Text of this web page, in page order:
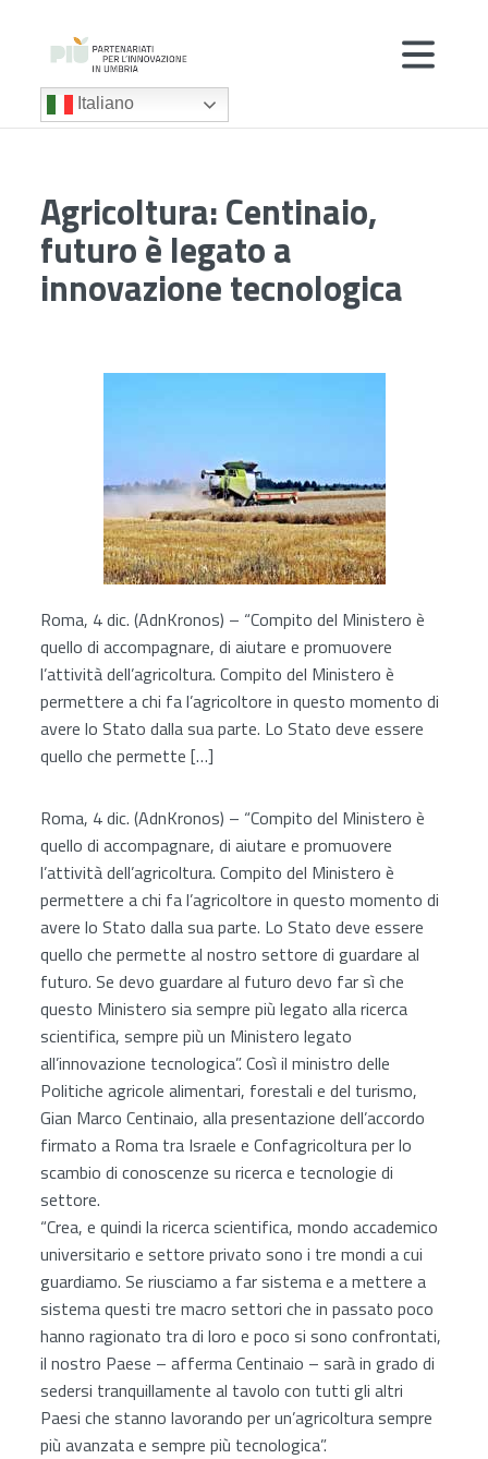
Italiano
Agricoltura: Centinaio,
futuro è legato a
innovazione tecnologica
Roma, 4 dic. (AdnKronos) – “Compito del Ministero è
quello di accompagnare, di aiutare e promuovere
l’attività dell’agricoltura. Compito del Ministero è
permettere a chi fa l’agricoltore in questo momento di
avere lo Stato dalla sua parte. Lo Stato deve essere
quello che permette […]
Roma, 4 dic. (AdnKronos) – “Compito del Ministero è
quello di accompagnare, di aiutare e promuovere
l’attività dell’agricoltura. Compito del Ministero è
permettere a chi fa l’agricoltore in questo momento di
avere lo Stato dalla sua parte. Lo Stato deve essere
quello che permette al nostro settore di guardare al
futuro. Se devo guardare al futuro devo far sì che
questo Ministero sia sempre più legato alla ricerca
scientifica, sempre più un Ministero legato
all’innovazione tecnologica”. Così il ministro delle
Politiche agricole alimentari, forestali e del turismo,
Gian Marco Centinaio, alla presentazione dell’accordo
firmato a Roma tra Israele e Confagricoltura per lo
scambio di conoscenze su ricerca e tecnologie di
settore.
“Crea, e quindi la ricerca scientifica, mondo accademico
universitario e settore privato sono i tre mondi a cui
guardiamo. Se riusciamo a far sistema e a mettere a
sistema questi tre macro settori che in passato poco
hanno ragionato tra di loro e poco si sono confrontati,
il nostro Paese – afferma Centinaio – sarà in grado di
sedersi tranquillamente al tavolo con tutti gli altri
Paesi che stanno lavorando per un’agricoltura sempre
più avanzata e sempre più tecnologica”.